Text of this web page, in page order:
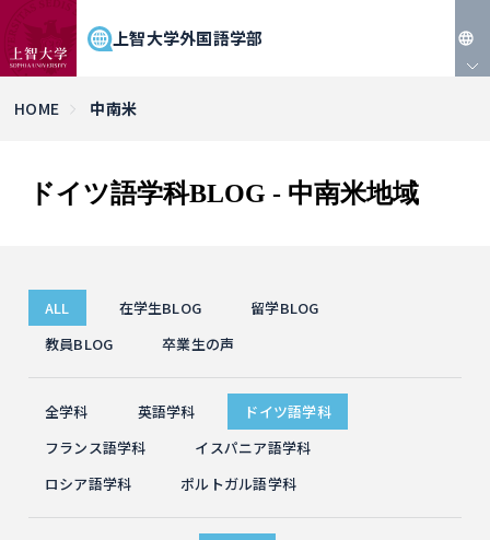
上智大学外国語学部
HOME 中南米
ドイツ語学科BLOG - 中南米地域
ALL 在学生BLOG
留学BLOG
教員BLOG
卒業生の声
全学科 英語学科
ドイツ語学科
フランス語学科
イスパニア語学科
ロシア語学科
ポルトガル語学科